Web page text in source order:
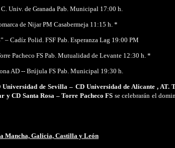
Univ. de Granada Pab. Municipal 17:00 h.
de Nijar PM Casabermeja 11:15 h. *
– Cadíz Polid. FSF Pab. Esperanza Lag 19:00 PM
Pacheco FS Pab. Mutualidad de Levante 12:30 h. *
AD -- Brújula FS Pab. Municipal 19:30 h.
Universidad de Sevilla – CD Universidad de Alicante , AT.
y CD Santa Rosa – Torre Pacheco FS se celebrarán el
Mancha, Galicia, Castilla y León